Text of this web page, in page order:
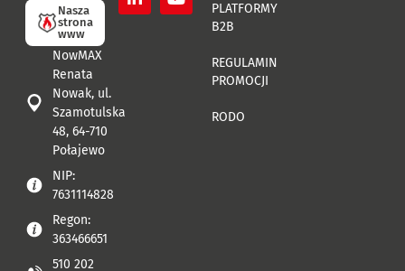
Nasza
strona
www
NowMAX
Renata
Nowak, ul.
Szamotulska
48, 64-710
Połajewo
NIP:
7631114828
Regon:
363466651
510 202
PLATFORMY
B2B
REGULAMIN
PROMOCJI
RODO